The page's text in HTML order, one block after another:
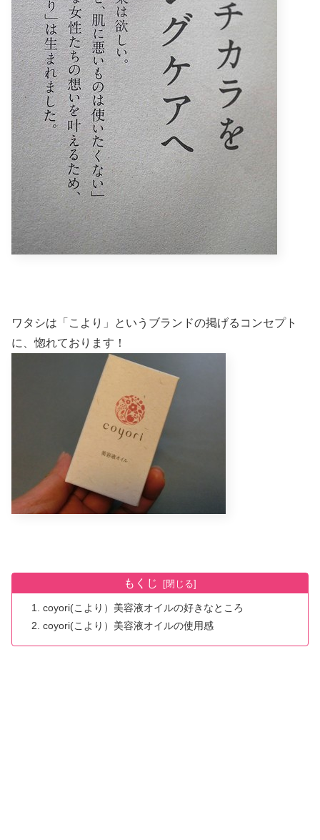
ワタシは「こより」というブランドの掲げるコンセプト
に、惚れております！
もくじ
coyori(こより）美容液オイルの好きなところ
coyori(こより）美容液オイルの使用感